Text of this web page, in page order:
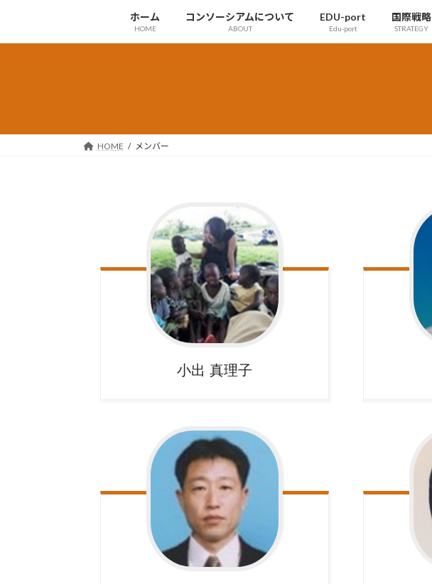
テ
ゲ
ホーム
HOME
コンソーシアムについて
ABOUT
EDU-port
Edu-port
国際戦略
STRATEGY
HOME メンバー
小出 真理子